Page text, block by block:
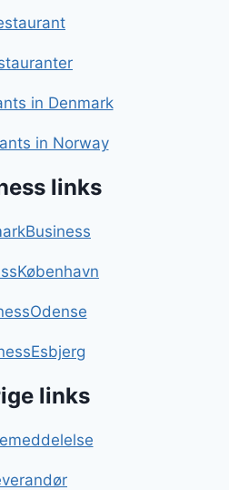
in Denmark
in Norway
links
links